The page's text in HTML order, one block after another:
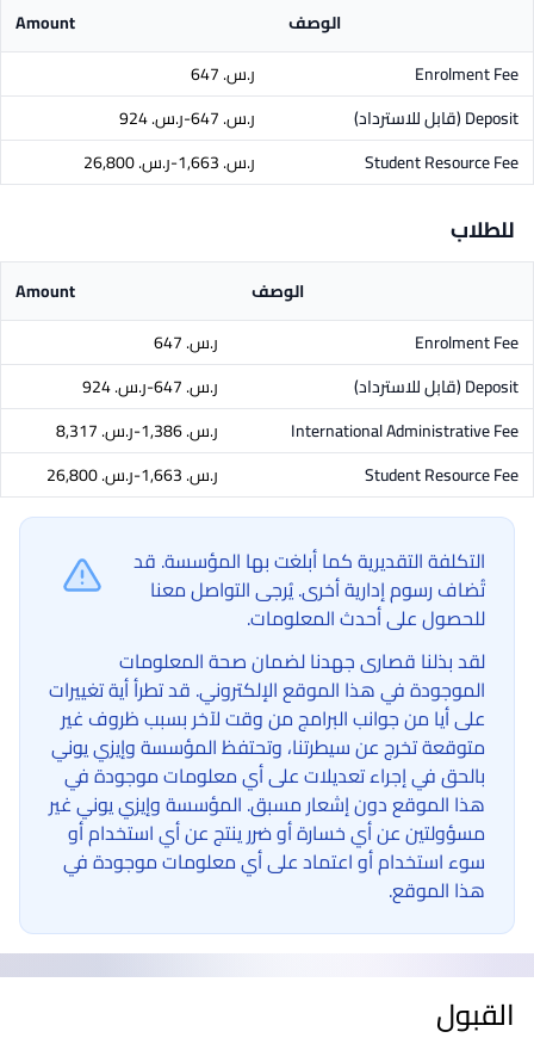
الوصف
Amount
Enrolment Fee
ر.س.‏ 647
Deposit(قابل للاسترداد)
ر.س.‏ 647-ر.س.‏ 924
Student Resource Fee
ر.س.‏ 1,663-ر.س.‏ 26,800
للطلاب
الوصف
Amount
Enrolment Fee
ر.س.‏ 647
Deposit(قابل للاسترداد)
ر.س.‏ 647-ر.س.‏ 924
International Administrative Fee
ر.س.‏ 1,386-ر.س.‏ 8,317
Student Resource Fee
ر.س.‏ 1,663-ر.س.‏ 26,800
التكلفة التقديرية كما أبلغت بها المؤسسة. قد
تُضاف رسوم إدارية أخرى. يُرجى التواصل معنا
للحصول على أحدث المعلومات.
لقد بذلنا قصارى جهدنا لضمان صحة المعلومات
الموجودة في هذا الموقع الإلكتروني. قد تطرأ أية تغييرات
على أيا من جوانب البرامج من وقت لآخر بسبب ظروف غير
متوقعة تخرج عن سيطرتنا، وتحتفظ المؤسسة وإيزي يوني
بالحق في إجراء تعديلات على أي معلومات موجودة في
هذا الموقع دون إشعار مسبق. المؤسسة وإيزي يوني غير
مسؤولتين عن أي خسارة أو ضرر ينتج عن أي استخدام أو
سوء استخدام أو اعتماد على أي معلومات موجودة في
هذا الموقع.
القبول